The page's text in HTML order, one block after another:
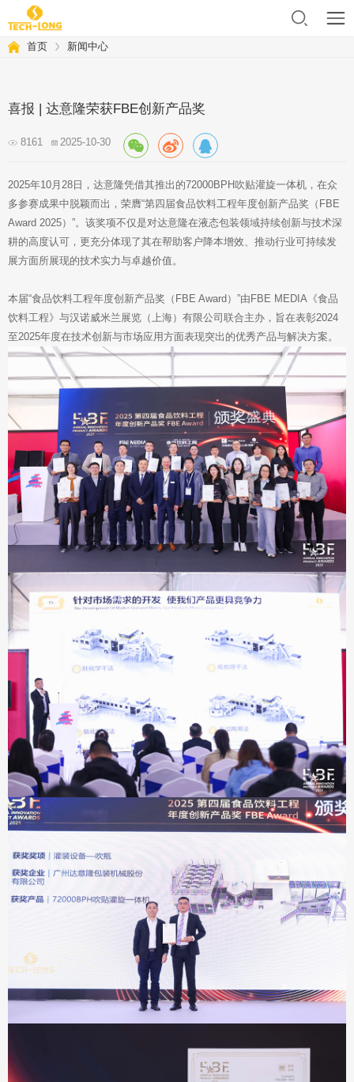
首页 新闻中心
喜报 | 达意隆荣获FBE创新产品奖
8161 2025-10-30
2025年10月28日，达意隆凭借其推出的72000BPH吹贴灌旋一体机，在众
多参赛成果中脱颖而出，荣膺“第四届食品饮料工程年度创新产品奖（FBE
Award 2025）”。该奖项不仅是对达意隆在液态包装领域持续创新与技术深
耕的高度认可，更充分体现了其在帮助客户降本增效、推动行业可持续发
展方面所展现的技术实力与卓越价值。
本届“食品饮料工程年度创新产品奖（FBE Award）”由FBE MEDIA《食品
饮料工程》与汉诺威米兰展览（上海）有限公司联合主办，旨在表彰2024
至2025年度在技术创新与市场应用方面表现突出的优秀产品与解决方案。